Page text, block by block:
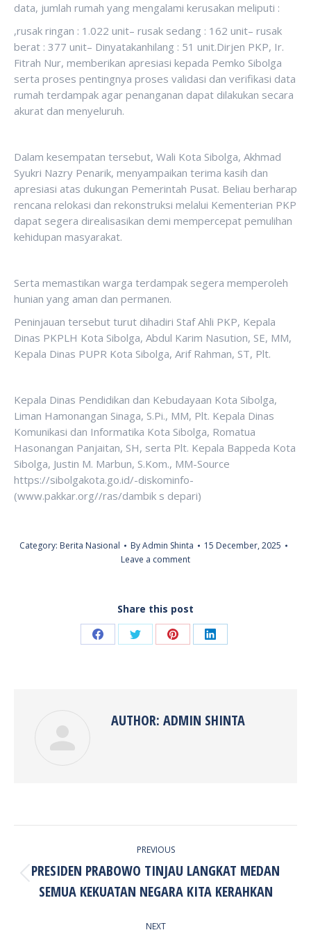
data, jumlah rumah yang mengalami kerusakan meliputi :
,rusak ringan : 1.022 unit– rusak sedang : 162 unit– rusak
berat : 377 unit– Dinyatakanhilang : 51 unit.Dirjen PKP, Ir.
Fitrah Nur, memberikan apresiasi kepada Pemko Sibolga
serta proses pentingnya proses validasi dan verifikasi data
rumah terdampak agar penanganan dapat dilakukan secara
akurat dan menyeluruh.
Dalam kesempatan tersebut, Wali Kota Sibolga, Akhmad
Syukri Nazry Penarik, menyampaikan terima kasih dan
apresiasi atas dukungan Pemerintah Pusat. Beliau berharap
rencana relokasi dan rekonstruksi melalui Kementerian PKP
dapat segera direalisasikan demi mempercepat pemulihan
kehidupan masyarakat.
Serta memastikan warga terdampak segera memperoleh
hunian yang aman dan permanen.
Peninjauan tersebut turut dihadiri Staf Ahli PKP, Kepala
Dinas PKPLH Kota Sibolga, Abdul Karim Nasution, SE, MM,
Kepala Dinas PUPR Kota Sibolga, Arif Rahman, ST, Plt.
Kepala Dinas Pendidikan dan Kebudayaan Kota Sibolga,
Liman Hamonangan Sinaga, S.Pi., MM, Plt. Kepala Dinas
Komunikasi dan Informatika Kota Sibolga, Romatua
Hasonangan Panjaitan, SH, serta Plt. Kepala Bappeda Kota
Sibolga, Justin M. Marbun, S.Kom., MM-Source
https://sibolgakota.go.id/-diskominfo-
(www.pakkar.org//ras/dambik s depari)
Category: Berita Nasional ByAdmin Shinta
15 December, 2025
Leave a comment
Share this post
Share Share Share Share
AUTHOR: ADMIN SHINTA
PREVIOUS
Previous
post:
PRESIDEN PRABOWO TINJAU LANGKAT MEDAN
SEMUA KEKUATAN NEGARA KITA KERAHKAN
NEXT